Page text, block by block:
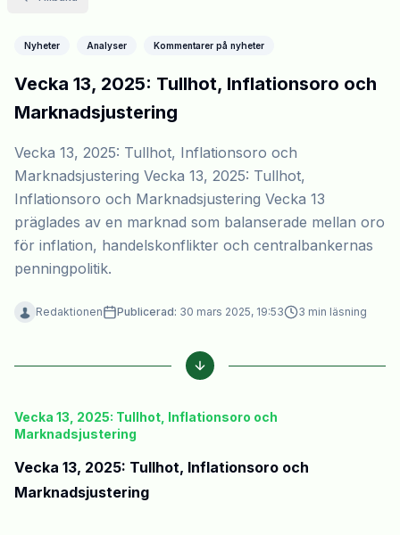
Nyheter Analyser Kommentarer på nyheter
Vecka 13, 2025: Tullhot, Inflationsoro och
Marknadsjustering
Vecka 13, 2025: Tullhot, Inflationsoro och
Marknadsjustering Vecka 13, 2025: Tullhot,
Inflationsoro och Marknadsjustering Vecka 13
präglades av en marknad som balanserade mellan oro
för inflation, handelskonflikter och centralbankernas
penningpolitik.
Redaktionen Publicerad: 30 mars 2025, 19:53 3 min läsning
Vecka 13, 2025: Tullhot, Inflationsoro och
Marknadsjustering
Vecka 13, 2025: Tullhot, Inflationsoro och
Marknadsjustering